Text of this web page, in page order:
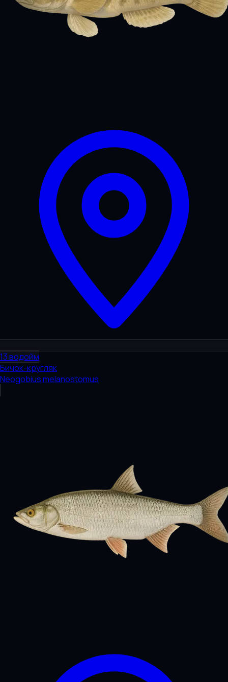
13водойм
Бичок-кругляк
Neogobius melanostomus